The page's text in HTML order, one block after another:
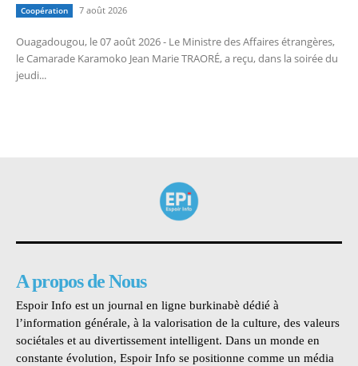
Coopération 7 août 2026
Ouagadougou, le 07 août 2026 - Le Ministre des Affaires étrangères,
le Camarade Karamoko Jean Marie TRAORÉ, a reçu, dans la soirée du
jeudi...
A propos de Nous
Espoir Info est un journal en ligne burkinabè dédié à
l’information générale, à la valorisation de la culture, des valeurs
sociétales et au divertissement intelligent. Dans un monde en
constante évolution, Espoir Info se positionne comme un média